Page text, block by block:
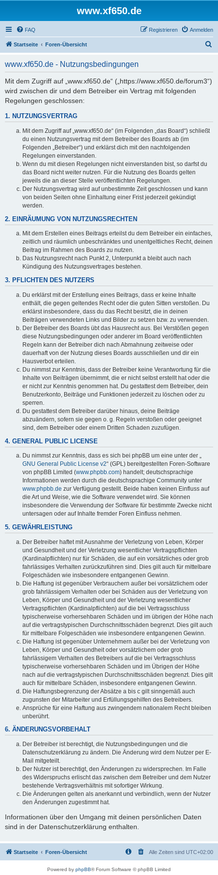
www.xf650.de
FAQ Anmelden
Registrieren
Startseite Foren-Übersicht
www.xf650.de - Nutzungsbedingungen
Mit dem Zugriff auf „www.xf650.de“ („https://www.xf650.de/forum3“)
wird zwischen dir und dem Betreiber ein Vertrag mit folgenden
Regelungen geschlossen:
1. NUTZUNGSVERTRAG
Mit dem Zugriff auf „www.xf650.de“ (im Folgenden „das Board“) schließt
du einen Nutzungsvertrag mit dem Betreiber des Boards ab (im
Folgenden „Betreiber“) und erklärst dich mit den nachfolgenden
Regelungen einverstanden.
Wenn du mit diesen Regelungen nicht einverstanden bist, so darfst du
das Board nicht weiter nutzen. Für die Nutzung des Boards gelten
jeweils die an dieser Stelle veröffentlichten Regelungen.
Der Nutzungsvertrag wird auf unbestimmte Zeit geschlossen und kann
von beiden Seiten ohne Einhaltung einer Frist jederzeit gekündigt
werden.
2. EINRÄUMUNG VON NUTZUNGSRECHTEN
Mit dem Erstellen eines Beitrags erteilst du dem Betreiber ein einfaches,
zeitlich und räumlich unbeschränktes und unentgeltliches Recht, deinen
Beitrag im Rahmen des Boards zu nutzen.
Das Nutzungsrecht nach Punkt 2, Unterpunkt a bleibt auch nach
Kündigung des Nutzungsvertrages bestehen.
3. PFLICHTEN DES NUTZERS
Du erklärst mit der Erstellung eines Beitrags, dass er keine Inhalte
enthält, die gegen geltendes Recht oder die guten Sitten verstoßen. Du
erklärst insbesondere, dass du das Recht besitzt, die in deinen
Beiträgen verwendeten Links und Bilder zu setzen bzw. zu verwenden.
Der Betreiber des Boards übt das Hausrecht aus. Bei Verstößen gegen
diese Nutzungsbedingungen oder anderer im Board veröffentlichten
Regeln kann der Betreiber dich nach Abmahnung zeitweise oder
dauerhaft von der Nutzung dieses Boards ausschließen und dir ein
Hausverbot erteilen.
Du nimmst zur Kenntnis, dass der Betreiber keine Verantwortung für die
Inhalte von Beiträgen übernimmt, die er nicht selbst erstellt hat oder die
er nicht zur Kenntnis genommen hat. Du gestattest dem Betreiber, dein
Benutzerkonto, Beiträge und Funktionen jederzeit zu löschen oder zu
sperren.
Du gestattest dem Betreiber darüber hinaus, deine Beiträge
abzuändern, sofern sie gegen o. g. Regeln verstoßen oder geeignet
sind, dem Betreiber oder einem Dritten Schaden zuzufügen.
4. GENERAL PUBLIC LICENSE
Du nimmst zur Kenntnis, dass es sich bei phpBB um eine unter der „
GNU General Public License v2“ (GPL) bereitgestellten Foren-Software
von phpBB Limited (www.phpbb.com) handelt; deutschsprachige
Informationen werden durch die deutschsprachige Community unter
www.phpbb.de zur Verfügung gestellt. Beide haben keinen Einfluss auf
die Art und Weise, wie die Software verwendet wird. Sie können
insbesondere die Verwendung der Software für bestimmte Zwecke nicht
untersagen oder auf Inhalte fremder Foren Einfluss nehmen.
5. GEWÄHRLEISTUNG
Der Betreiber haftet mit Ausnahme der Verletzung von Leben, Körper
und Gesundheit und der Verletzung wesentlicher Vertragspflichten
(Kardinalpflichten) nur für Schäden, die auf ein vorsätzliches oder grob
fahrlässiges Verhalten zurückzuführen sind. Dies gilt auch für mittelbare
Folgeschäden wie insbesondere entgangenen Gewinn.
Die Haftung ist gegenüber Verbrauchern außer bei vorsätzlichem oder
grob fahrlässigem Verhalten oder bei Schäden aus der Verletzung von
Leben, Körper und Gesundheit und der Verletzung wesentlicher
Vertragspflichten (Kardinalpflichten) auf die bei Vertragsschluss
typischerweise vorhersehbaren Schäden und im übrigen der Höhe nach
auf die vertragstypischen Durchschnittsschäden begrenzt. Dies gilt auch
für mittelbare Folgeschäden wie insbesondere entgangenen Gewinn.
Die Haftung ist gegenüber Unternehmern außer bei der Verletzung von
Leben, Körper und Gesundheit oder vorsätzlichem oder grob
fahrlässigem Verhalten des Betreibers auf die bei Vertragsschluss
typischerweise vorhersehbaren Schäden und im Übrigen der Höhe
nach auf die vertragstypischen Durchschnittsschäden begrenzt. Dies gilt
auch für mittelbare Schäden, insbesondere entgangenen Gewinn.
Die Haftungsbegrenzung der Absätze a bis c gilt sinngemäß auch
zugunsten der Mitarbeiter und Erfüllungsgehilfen des Betreibers.
Ansprüche für eine Haftung aus zwingendem nationalem Recht bleiben
unberührt.
6. ÄNDERUNGSVORBEHALT
Der Betreiber ist berechtigt, die Nutzungsbedingungen und die
Datenschutzerklärung zu ändern. Die Änderung wird dem Nutzer per E-
Mail mitgeteilt.
Der Nutzer ist berechtigt, den Änderungen zu widersprechen. Im Falle
des Widerspruchs erlischt das zwischen dem Betreiber und dem Nutzer
bestehende Vertragsverhältnis mit sofortiger Wirkung.
Die Änderungen gelten als anerkannt und verbindlich, wenn der Nutzer
den Änderungen zugestimmt hat.
Informationen über den Umgang mit deinen persönlichen Daten
sind in der Datenschutzerklärung enthalten.
Startseite Foren-Übersicht Alle Zeiten sind UTC+02:00
Powered by phpBB® Forum Software © phpBB Limited